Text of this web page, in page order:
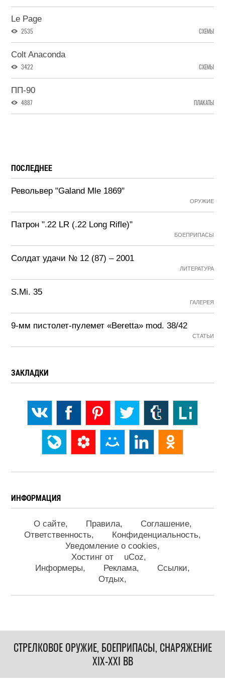
Le Page
2535 СХЕМЫ
Colt Anaconda
3422 СХЕМЫ
ПП-90
4887 ПЛАКАТЫ
ПОСЛЕДНЕЕ
Револьвер "Galand Mle 1869"
ОРУЖИЕ
Патрон ".22 LR (.22 Long Rifle)"
БОЕПРИПАСЫ
Солдат удачи № 12 (87) – 2001
ЛИТЕРАТУРА
S.Mi. 35
ГАЛЕРЕЯ
9-мм пистолет-пулемет «Beretta» mod. 38/42
СТАТЬИ
ЗАКЛАДКИ
ИНФОРМАЦИЯ
О сайте Правила
Соглашение
Ответственность
Конфиденциальность
Уведомление о cookies
Хостинг от
uCoz
Информеры
Реклама
Ссылки
Отдых
СТРЕЛКОВОЕ ОРУЖИЕ, БОЕПРИПАСЫ, СНАРЯЖЕНИЕ
XIX-XXI ВВ